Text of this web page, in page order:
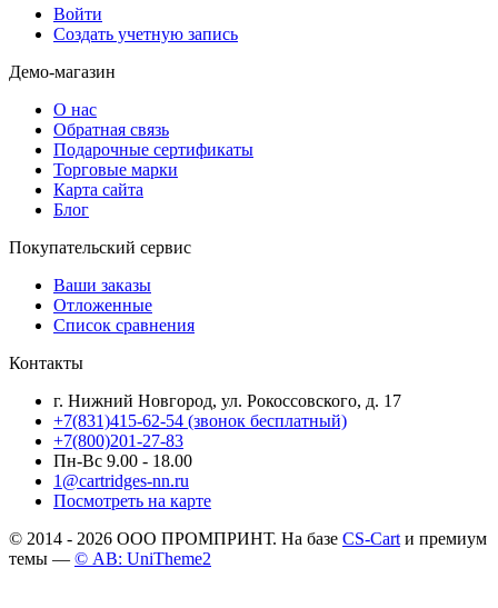
Войти
Создать учетную запись
Демо-магазин
О нас
Обратная связь
Подарочные сертификаты
Торговые марки
Карта сайта
Блог
Покупательский сервис
Ваши заказы
Отложенные
Список сравнения
Контакты
г. Нижний Новгород, ул. Рокоссовского, д. 17
+7(831)415-62-54 (звонок бесплатный)
+7(800)201-27-83
Пн-Вс 9.00 - 18.00
1@cartridges-nn.ru
Посмотреть на карте
© 2014 - 2026 ООО ПРОМПРИНТ. На базе CS-Cart и премиум
темы — © AB: UniTheme2